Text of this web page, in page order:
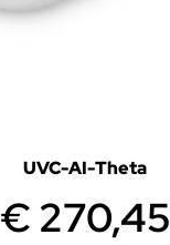
UVC-AI-Theta
€270,45